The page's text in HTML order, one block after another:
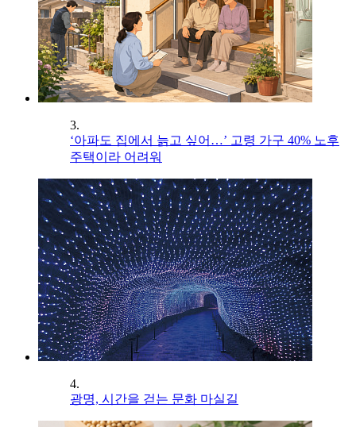
3.
‘아파도 집에서 늙고 싶어…’ 고령 가구 40% 노후
주택이라 어려워
4.
광명, 시간을 걷는 문화 마실길